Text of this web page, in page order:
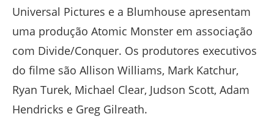
Universal Pictures e a Blumhouse apresentam
uma produção Atomic Monster em associação
com Divide/Conquer. Os produtores executivos
do filme são Allison Williams, Mark Katchur,
Ryan Turek, Michael Clear, Judson Scott, Adam
Hendricks e Greg Gilreath.